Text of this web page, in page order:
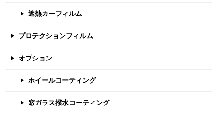
遮熱カーフィルム
プロテクションフィルム
オプション
ホイールコーティング
窓ガラス撥水コーティング